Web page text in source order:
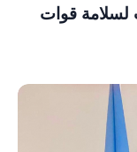
لسلامة قوات